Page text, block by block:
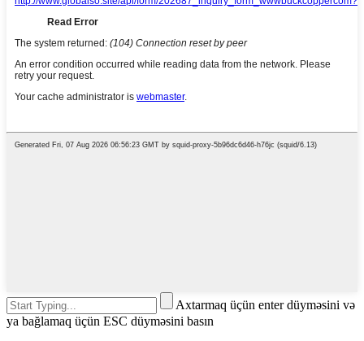
Axtarmaq üçün enter düyməsini və
ya bağlamaq üçün ESC düyməsini basın